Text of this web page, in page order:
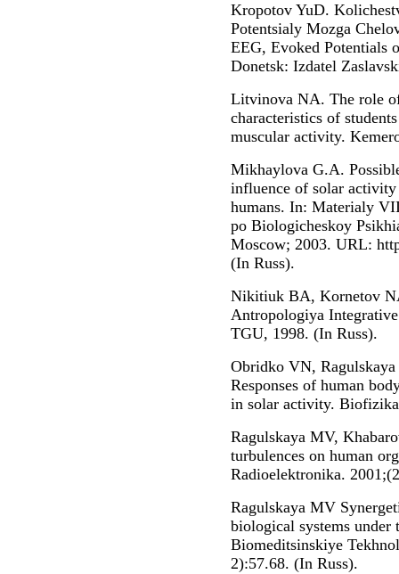
Kropotov YuD.
Potentsialy Mozga
EEG, Evoked Potentials
Donetsk: Izdatel
Litvinova NA. The role
characteristics of
muscular activity.
Mikhaylova G.A.
influence of solar
humans. In: Materialy
po Biologicheskoy
Moscow; 2003. URL:
(In Russ).
Nikitiuk BA, Kornetov
Antropologiya
TGU, 1998. (In Russ).
Obridko VN,
Responses of human
in solar activity.
Ragulskaya MV,
turbulences on human
Radioelektronika.
Ragulskaya MV
biological systems
Biomeditsinskiye
2):57.68. (In Russ).